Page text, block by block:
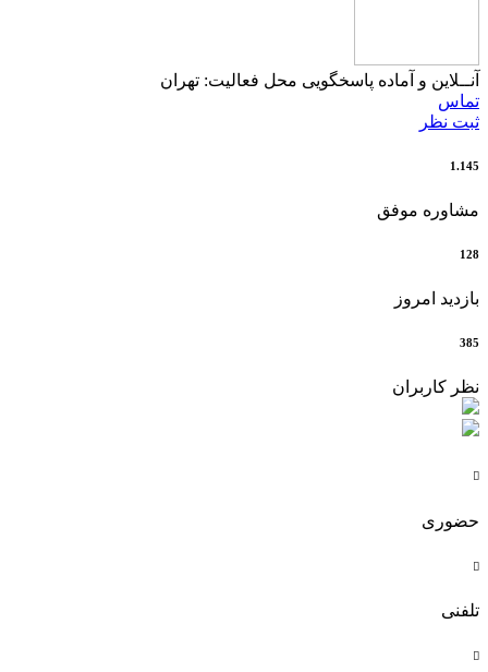
آنــلاین و آماده پاسخگویی محل فعالیت: تهران
تماس
ثبت نظر
1.145
مشاوره موفق
128
بازدید امروز
385
نظر کاربران

حضوری

تلفنی
